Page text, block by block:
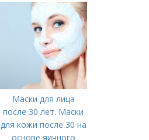
Маски для лица
после 30 лет. Маски
для кожи после 30 на
основе яичного